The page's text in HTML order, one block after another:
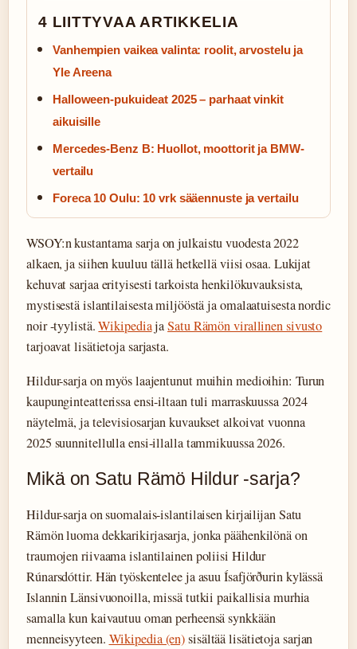
4 LIITTYVAA ARTIKKELIA
Vanhempien vaikea valinta: roolit, arvostelu ja
Yle Areena
Halloween-pukuideat 2025 – parhaat vinkit
aikuisille
Mercedes-Benz B: Huollot, moottorit ja BMW-
vertailu
Foreca 10 Oulu: 10 vrk sääennuste ja vertailu
WSOY:n kustantama sarja on julkaistu vuodesta 2022
alkaen, ja siihen kuuluu tällä hetkellä viisi osaa. Lukijat
kehuvat sarjaa erityisesti tarkoista henkilökuvauksista,
mystisestä islantilaisesta miljööstä ja omalaatuisesta nordic
noir -tyylistä.WikipediajaSatu Rämön virallinen sivusto
tarjoavat lisätietoja sarjasta.
Hildur-sarja on myös laajentunut muihin medioihin: Turun
kaupunginteatterissa ensi-iltaan tuli marraskuussa 2024
näytelmä, ja televisiosarjan kuvaukset alkoivat vuonna
2025 suunnitellulla ensi-illalla tammikuussa 2026.
Mikä on Satu Rämö Hildur -sarja?
Hildur-sarja on suomalais-islantilaisen kirjailijan Satu
Rämön luoma dekkarikirjasarja, jonka päähenkilönä on
traumojen riivaama islantilainen poliisi Hildur
Rúnarsdóttir. Hän työskentelee ja asuu Ísafjörðurin kylässä
Islannin Länsivuonoilla, missä tutkii paikallisia murhia
samalla kun kaivautuu oman perheensä synkkään
menneisyyteen. Wikipedia (en)sisältää lisätietoja sarjan